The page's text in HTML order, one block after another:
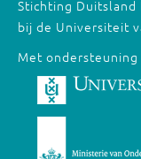
Stichting
bij de Universiteit
Met ondersteuning